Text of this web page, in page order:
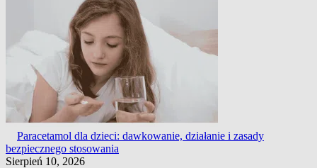
Paracetamol dla dzieci: dawkowanie, działanie i zasady
bezpiecznego stosowania
Sierpień 10, 2026